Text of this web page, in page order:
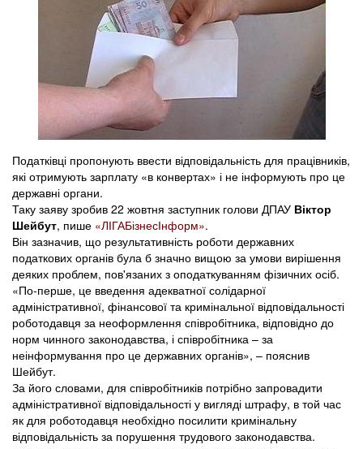
Податківці пропонують ввести відповідальність для працівників,
які отримують зарплату «в конвертах» і не інформують про це
державні органи.
Таку заяву зробив 22 жовтня заступник голови ДПАУ Віктор
Шейбут, пише «ЛІГАБізнесІнформ».
Він зазначив, що результативність роботи державних
податкових органів була б значно вищою за умови вирішення
деяких проблем, пов'язаних з оподаткуванням фізичних осіб.
«По-перше, це введення адекватної солідарної
адміністративної, фінансової та кримінальної відповідальності
роботодавця за неоформлення співробітника, відповідно до
норм чинного законодавства, і співробітника – за
неінформування про це державних органів», – пояснив
Шейбут.
За його словами, для співробітників потрібно запровадити
адміністративної відповідальності у вигляді штрафу, в той час
як для роботодавця необхідно посилити кримінальну
відповідальність за порушення трудового законодавства.